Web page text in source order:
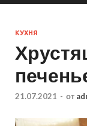
КУХНЯ
21.07.2021 - от